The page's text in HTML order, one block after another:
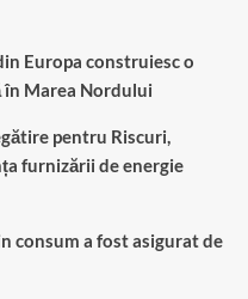
Europa construiesc o
în Marea Nordului
pentru Riscuri,
furnizării de energie
consum a fost asigurat de